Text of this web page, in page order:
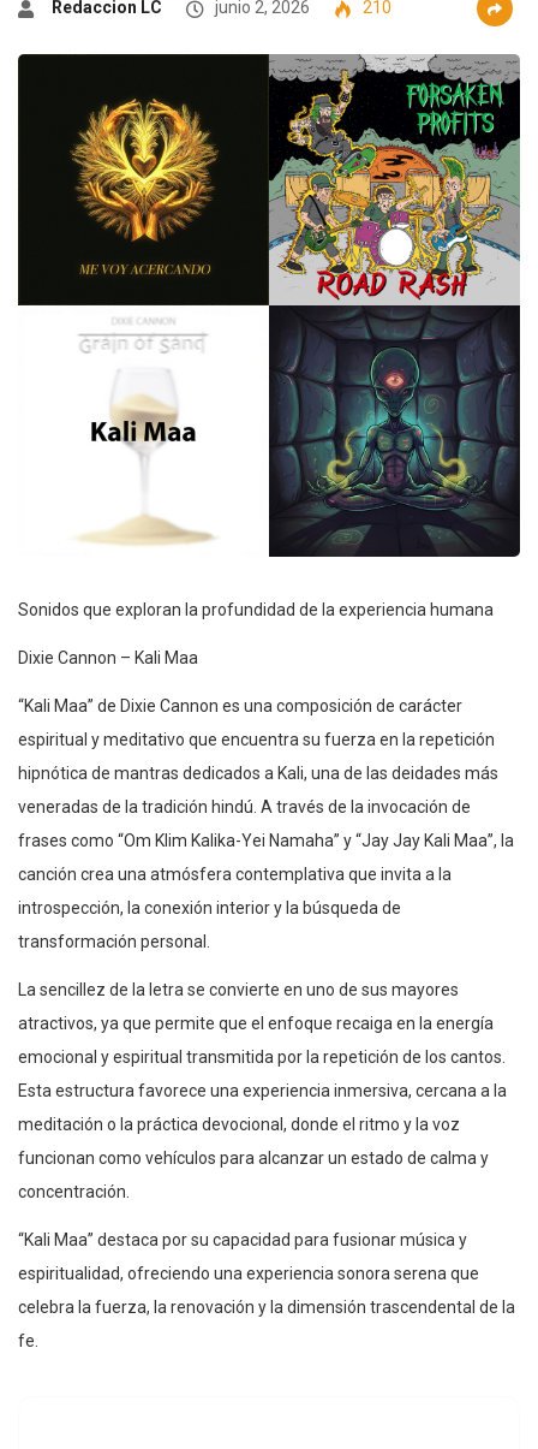
Redaccion LC junio 2, 2026 210
Sonidos que exploran la profundidad de la experiencia humana
Dixie Cannon – Kali Maa
“Kali Maa” de Dixie Cannon es una composición de carácter
espiritual y meditativo que encuentra su fuerza en la repetición
hipnótica de mantras dedicados a Kali, una de las deidades más
veneradas de la tradición hindú. A través de la invocación de
frases como “Om Klim Kalika-Yei Namaha” y “Jay Jay Kali Maa”, la
canción crea una atmósfera contemplativa que invita a la
introspección, la conexión interior y la búsqueda de
transformación personal.
La sencillez de la letra se convierte en uno de sus mayores
atractivos, ya que permite que el enfoque recaiga en la energía
emocional y espiritual transmitida por la repetición de los cantos.
Esta estructura favorece una experiencia inmersiva, cercana a la
meditación o la práctica devocional, donde el ritmo y la voz
funcionan como vehículos para alcanzar un estado de calma y
concentración.
“Kali Maa” destaca por su capacidad para fusionar música y
espiritualidad, ofreciendo una experiencia sonora serena que
celebra la fuerza, la renovación y la dimensión trascendental de la
fe.